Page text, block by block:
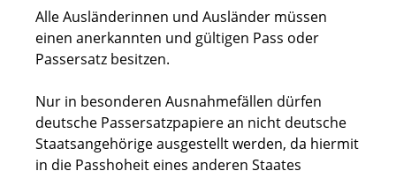
Alle Ausländerinnen und Ausländer müssen
einen anerkannten und gültigen Pass oder
Passersatz besitzen.
Nur in besonderen Ausnahmefällen dürfen
deutsche Passersatzpapiere an nicht deutsche
Staatsangehörige ausgestellt werden, da hiermit
in die Passhoheit eines anderen Staates